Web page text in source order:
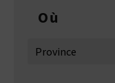
Où